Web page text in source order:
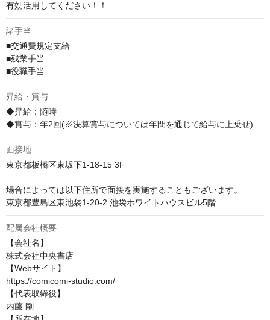
有効活用してください！！
諸手当
■交通費規定支給
■残業手当
■役職手当
昇給・賞与
◆昇給：随時
◆賞与：年2回(※決算賞与については年間を通じて給与に上乗せ)
面接地
東京都板橋区東坂下1-18-15 3F
場合によっては以下住所で面接を実施することもございます。
東京都豊島区東池袋1-20-2 池袋ホワイトハウスビル5階
配属会社概要
【会社名】
株式会社中央書店
【Webサイト】
https://comicomi-studio.com/
【代表取締役】
内藤 剛